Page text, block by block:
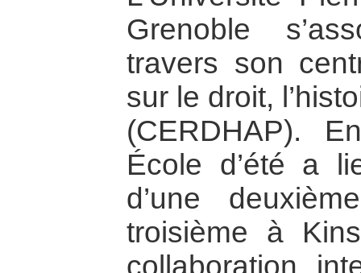
Grenoble
travers son
sur le droit,
(CERDHAP).
École d’été a
d’une
troisième à
collaboration